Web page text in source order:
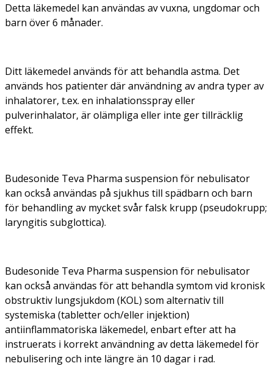
Detta läkemedel kan användas av vuxna, ungdomar och
barn över 6 månader.
Ditt läkemedel används för att behandla astma. Det
används hos patienter där användning av andra typer av
inhalatorer, t.ex. en inhalationsspray eller
pulverinhalator, är olämpliga eller inte ger tillräcklig
effekt.
Budesonide Teva Pharma suspension för nebulisator
kan också användas på sjukhus till spädbarn och barn
för behandling av mycket svår falsk krupp (pseudokrupp;
laryngitis subglottica).
Budesonide Teva Pharma suspension för nebulisator
kan också användas för att behandla symtom vid kronisk
obstruktiv lungsjukdom (KOL) som alternativ till
systemiska (tabletter och/eller injektion)
antiinflammatoriska läkemedel, enbart efter att ha
instruerats i korrekt användning av detta läkemedel för
nebulisering och inte längre än 10 dagar i rad.